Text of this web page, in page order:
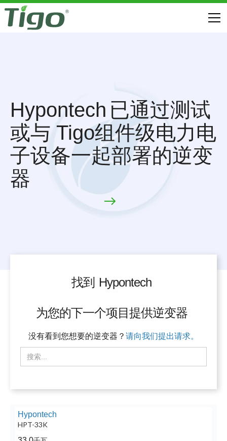
Hypontech 已通过测试
或与 Tigo组件级电力电
子设备一起部署的逆变
器
找到 Hypontech
为您的下一个项目提供逆变器
没有看到您想要的逆变器？ 请向我们提出请求。
Hypontech
HPT-33K